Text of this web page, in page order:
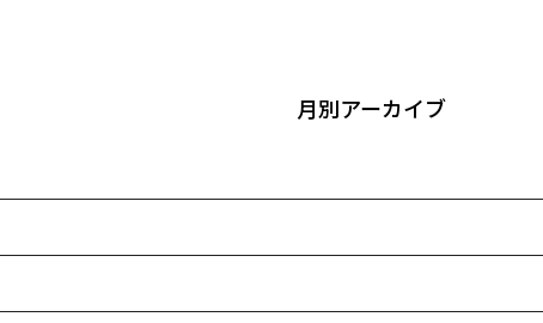
月別アーカイブ